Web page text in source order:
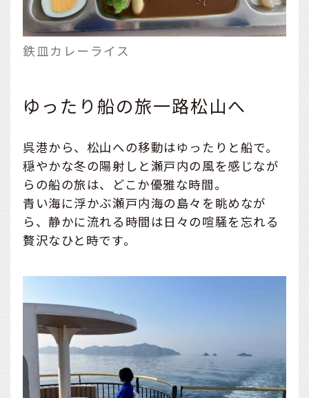
鉄皿カレーライス
ゆったり船の旅一路松山へ
呉港から、松山への移動はゆったりと船で。
穏やかな冬の陽射しと瀬戸内の風を感じなが
らの船の旅は、どこか優雅な時間。
青い海に浮かぶ瀬戸内海の島々を眺めなが
ら、静かに流れる時間は日々の喧騒を忘れる
贅沢なひと時です。